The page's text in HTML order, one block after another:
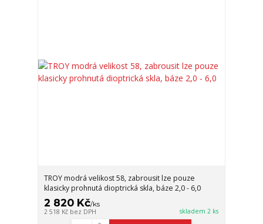
TROY modrá velikost 58, zabrousit lze pouze
klasicky prohnutá dioptrická skla, báze 2,0 - 6,0
2 820 Kč/ks
2 518 Kč bez DPH skladem 2 ks